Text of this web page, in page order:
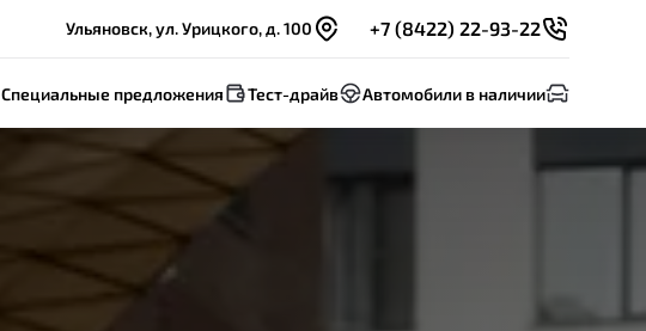
Ульяновск, ул. Урицкого, д. 100 +7 (8422) 22-93-22
Специальные предложения Тест-драйв Автомобили в наличии